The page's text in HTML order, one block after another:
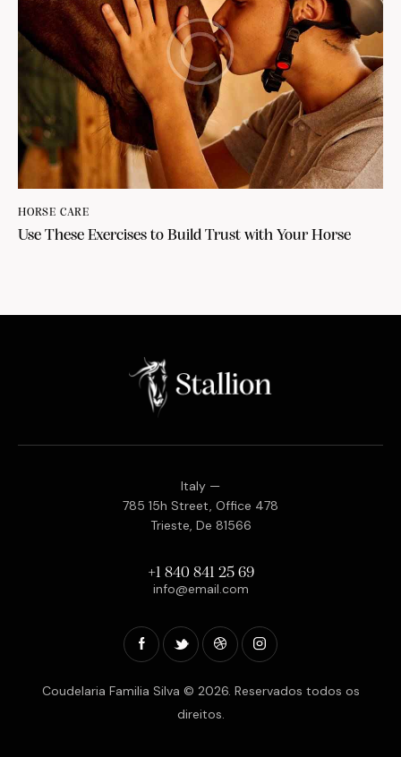
HORSE CARE
Use These Exercises to Build Trust with Your Horse
Italy —
785 15h Street, Office 478
Trieste, De 81566
+1 840 841 25 69
info@email.com
Coudelaria Familia Silva © 2026. Reservados todos os
direitos.